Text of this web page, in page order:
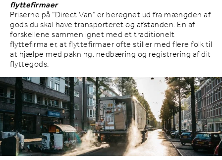
flyttefirmaer
Priserne på ”Direct Van” er beregnet ud fra mængden af
gods du skal have transporteret og afstanden. En af
forskellene sammenlignet med et traditionelt
flyttefirma er, at flyttefirmaer ofte stiller med flere folk til
at hjælpe med pakning, nedbæring og registrering af dit
flyttegods.